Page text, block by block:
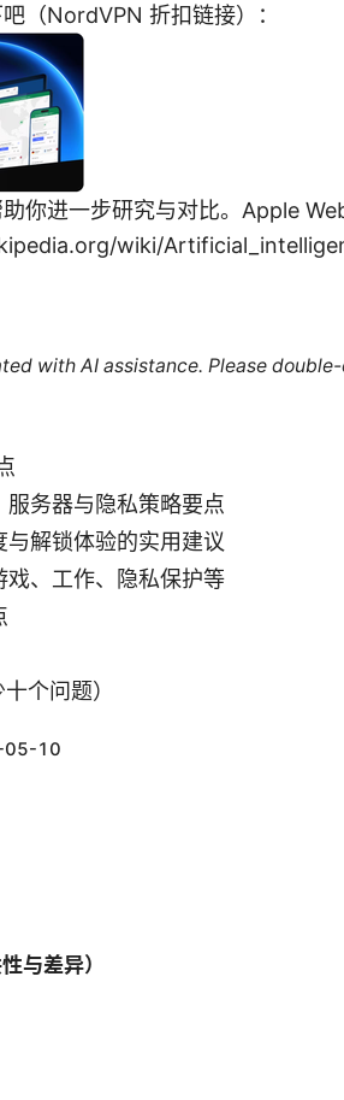
（NordVPN 折扣链接）：
你进一步研究与对比。Apple
wiki/
with AI assistance. Please
务器与隐私策略要点
解锁体验的实用建议
、工作、隐私保护等
个问题）
10
与差异）